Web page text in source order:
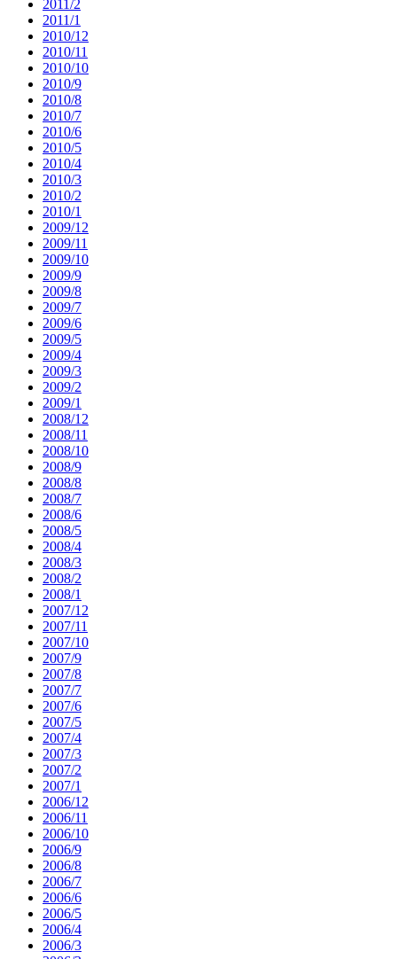
2011/2
2011/1
2010/12
2010/11
2010/10
2010/9
2010/8
2010/7
2010/6
2010/5
2010/4
2010/3
2010/2
2010/1
2009/12
2009/11
2009/10
2009/9
2009/8
2009/7
2009/6
2009/5
2009/4
2009/3
2009/2
2009/1
2008/12
2008/11
2008/10
2008/9
2008/8
2008/7
2008/6
2008/5
2008/4
2008/3
2008/2
2008/1
2007/12
2007/11
2007/10
2007/9
2007/8
2007/7
2007/6
2007/5
2007/4
2007/3
2007/2
2007/1
2006/12
2006/11
2006/10
2006/9
2006/8
2006/7
2006/6
2006/5
2006/4
2006/3